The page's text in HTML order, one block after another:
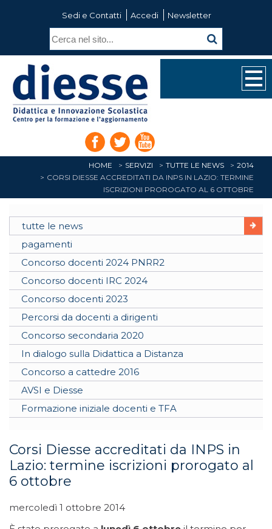
Sedi e Contatti Accedi Newsletter
HOME SERVIZI TUTTE LE NEWS
2014
CORSI DIESSE ACCREDITATI DA INPS IN LAZIO: TERMINE
ISCRIZIONI PROROGATO AL 6 OTTOBRE
tutte le news
pagamenti
Concorso docenti 2024 PNRR2
Concorso docenti IRC 2024
Concorso docenti 2023
Percorsi da docenti a dirigenti
Concorso secondaria 2020
In dialogo sulla Didattica a Distanza
Concorso a cattedre 2016
AVSI e Diesse
Formazione iniziale docenti e TFA
Corsi Diesse accreditati da INPS in
Lazio: termine iscrizioni prorogato al
6 ottobre
mercoledì 1 ottobre 2014